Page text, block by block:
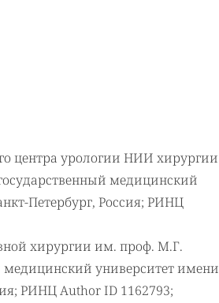
центра урологии НИИ хирургии
медицинский
Петербург, Россия; РИНЦ
хирургии им. проф. М.Г.
университет имени
РИНЦ Author ID 1162793;